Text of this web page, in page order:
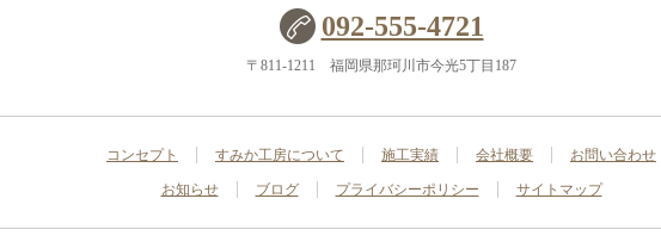
092-555-4721
〒811-1211 福岡県那珂川市今光5丁目187
コンセプト すみか工房について 施工実績 会社概要 お問い合わせ
お知らせ ブログ プライバシーポリシー サイトマップ